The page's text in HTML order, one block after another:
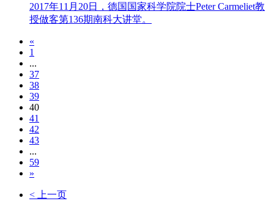
2017年11月20日，德国国家科学院院士Peter Carmeliet教
授做客第136期南科大讲堂。
«
1
...
37
38
39
40
41
42
43
...
59
»
< 上一页